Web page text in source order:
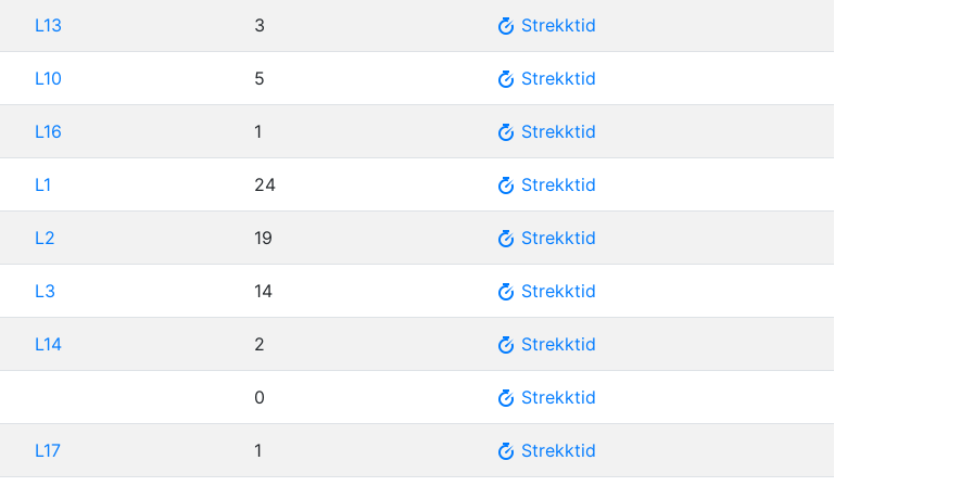
L13 3 Strekktid
L10 5 Strekktid
L16 1 Strekktid
L1 24 Strekktid
L2 19 Strekktid
L3 14 Strekktid
L14 2 Strekktid
0 Strekktid
L17 1 Strekktid